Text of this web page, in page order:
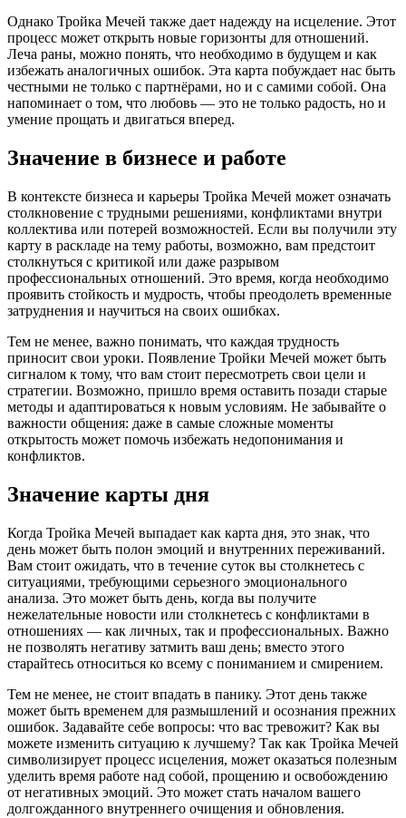
Однако Тройка Мечей также дает надежду на исцеление. Этот
процесс может открыть новые горизонты для отношений.
Леча раны, можно понять, что необходимо в будущем и как
избежать аналогичных ошибок. Эта карта побуждает нас быть
честными не только с партнёрами, но и с самими собой. Она
напоминает о том, что любовь — это не только радость, но и
умение прощать и двигаться вперед.
Значение в бизнесе и работе
В контексте бизнеса и карьеры Тройка Мечей может означать
столкновение с трудными решениями, конфликтами внутри
коллектива или потерей возможностей. Если вы получили эту
карту в раскладе на тему работы, возможно, вам предстоит
столкнуться с критикой или даже разрывом
профессиональных отношений. Это время, когда необходимо
проявить стойкость и мудрость, чтобы преодолеть временные
затруднения и научиться на своих ошибках.
Тем не менее, важно понимать, что каждая трудность
приносит свои уроки. Появление Тройки Мечей может быть
сигналом к тому, что вам стоит пересмотреть свои цели и
стратегии. Возможно, пришло время оставить позади старые
методы и адаптироваться к новым условиям. Не забывайте о
важности общения: даже в самые сложные моменты
открытость может помочь избежать недопонимания и
конфликтов.
Значение карты дня
Когда Тройка Мечей выпадает как карта дня, это знак, что
день может быть полон эмоций и внутренних переживаний.
Вам стоит ожидать, что в течение суток вы столкнетесь с
ситуациями, требующими серьезного эмоционального
анализа. Это может быть день, когда вы получите
нежелательные новости или столкнетесь с конфликтами в
отношениях — как личных, так и профессиональных. Важно
не позволять негативу затмить ваш день; вместо этого
старайтесь относиться ко всему с пониманием и смирением.
Тем не менее, не стоит впадать в панику. Этот день также
может быть временем для размышлений и осознания прежних
ошибок. Задавайте себе вопросы: что вас тревожит? Как вы
можете изменить ситуацию к лучшему? Так как Тройка Мечей
символизирует процесс исцеления, может оказаться полезным
уделить время работе над собой, прощению и освобождению
от негативных эмоций. Это может стать началом вашего
долгожданного внутреннего очищения и обновления.